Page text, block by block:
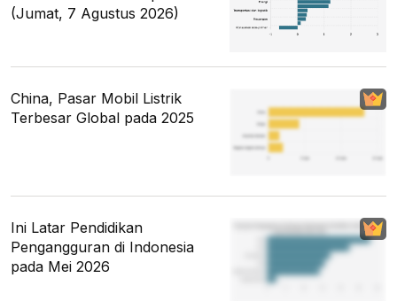
(Jumat, 7 Agustus 2026)
China, Pasar Mobil Listrik
Terbesar Global pada 2025
Ini Latar Pendidikan
Pengangguran di Indonesia
pada Mei 2026